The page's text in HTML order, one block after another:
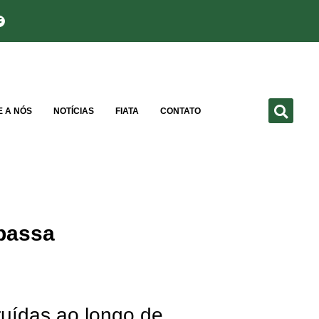
A NÓS NOTÍCIAS FIATA CONTATO